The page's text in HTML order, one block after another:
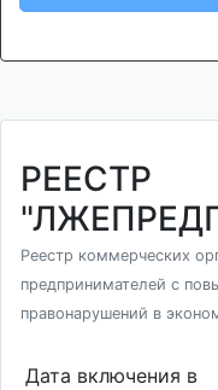
РЕЕСТР
Реестр коммерческих
предпринимателей с
правонарушений в
Дата включения в